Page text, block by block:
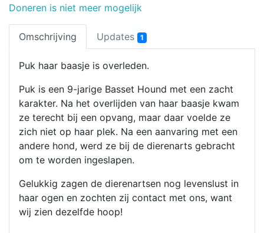
Doneren is niet meer mogelijk
Omschrijving Updates 1
Puk haar baasje is overleden.
Puk is een 9-jarige Basset Hound met een zacht
karakter. Na het overlijden van haar baasje kwam
ze terecht bij een opvang, maar daar voelde ze
zich niet op haar plek. Na een aanvaring met een
andere hond, werd ze bij de dierenarts gebracht
om te worden ingeslapen.
Gelukkig zagen de dierenartsen nog levenslust in
haar ogen en zochten zij contact met ons, want
wij zien dezelfde hoop!